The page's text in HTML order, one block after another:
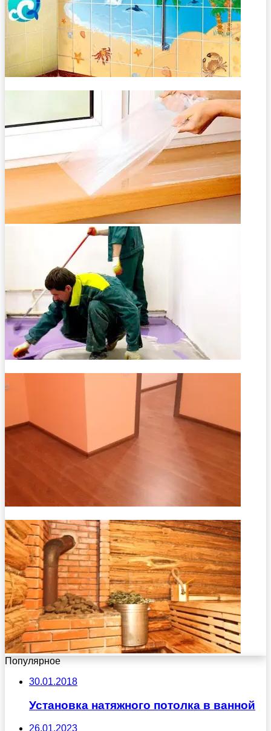
Популярное
30.01.2018
Установка натяжного потолка в ванной
26.01.2023